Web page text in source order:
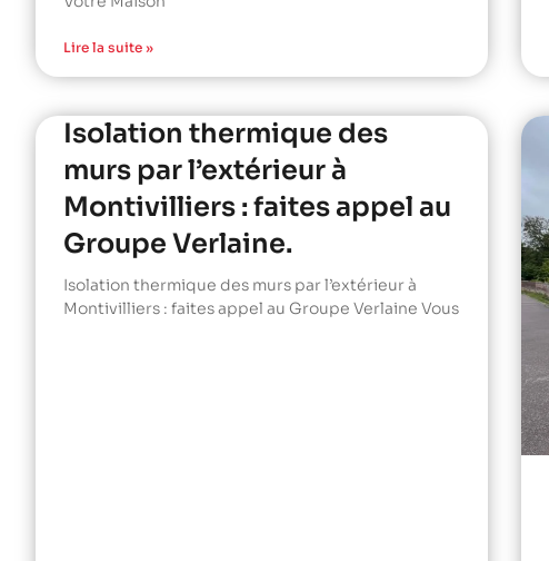
Lire la suite »
Isolation thermique des
murs par l’extérieur à
Montivilliers : faites appel au
Groupe Verlaine.
Isolation thermique des murs par l’extérieur à
Montivilliers : faites appel au Groupe Verlaine Vous